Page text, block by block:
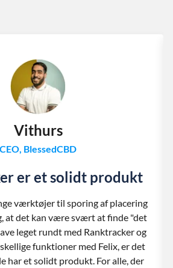
Vithurs
CEO, BlessedCBD
er et solidt produkt
værktøjer til sporing af placering
at det kan være svært at finde "det
leget rundt med Ranktracker og
funktioner med Felix, er det
har et solidt produkt. For alle, der